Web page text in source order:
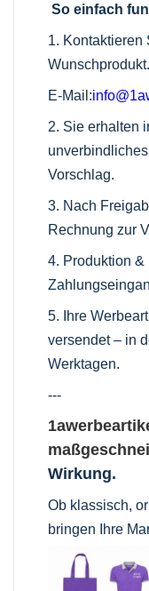
So einfach
1. Kontaktieren
Wunschprodukt.
E-Mail:
2. Sie erhalten
Vorschlag.
3. Nach
Rechnung zur
4. Produktion
5. Ihre
versendet – in
Werktagen.
---
Wirkung.
Ob klassisch,
bringen Ihre